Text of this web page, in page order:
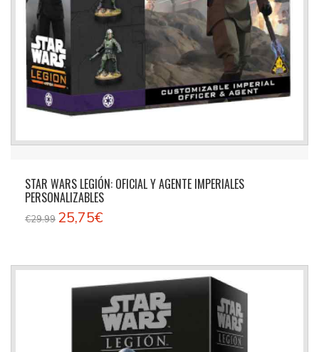
STAR WARS LEGIÓN: OFICIAL Y AGENTE IMPERIALES
PERSONALIZABLES
€29.99 25,75€